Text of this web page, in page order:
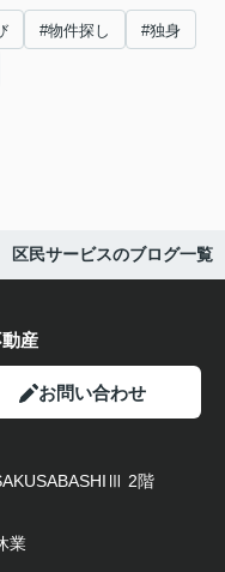
#物件探し #独身
区民サービスのブログ一覧
産
お問い合わせ
2階
業